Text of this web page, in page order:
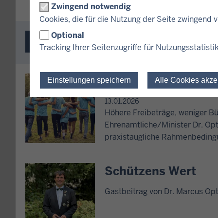
Zwingend notwendig
Cookies, die für die Nutzung der Seite zwingend
Optional
Tracking Ihrer Seitenzugriffe für
Einstellungen speichern Alle Cookies
WEITERE
INFORMATIONEN
Neue Regelungen
13.01.2026
Höhere Freibeträge, weniger
Ehrenamtliche/Minister Dr.
praxistaugliche
Schützens Wert
Gastbeitrag von Dr. Marcus